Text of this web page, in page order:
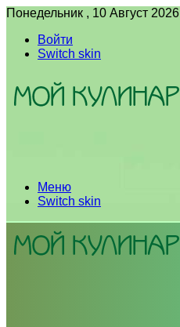
Понедельник , 10 Август 2026
Войти
Switch skin
Меню
Switch skin